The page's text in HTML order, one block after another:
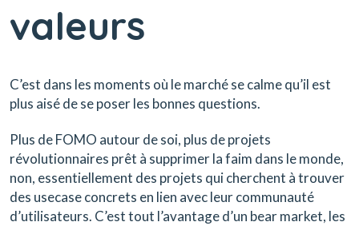
valeurs
C’est dans les moments où le marché se calme qu’il est
plus aisé de se poser les bonnes questions.
Plus de FOMO autour de soi, plus de projets
révolutionnaires prêt à supprimer la faim dans le monde,
non, essentiellement des projets qui cherchent à trouver
des usecase concrets en lien avec leur communauté
d’utilisateurs. C’est tout l’avantage d’un bear market, les